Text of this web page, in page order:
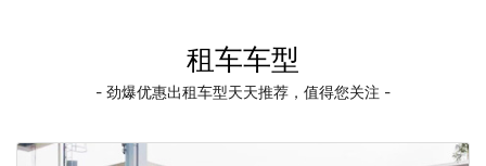
租车车型
- 劲爆优惠出租车型天天推荐，值得您关注 -